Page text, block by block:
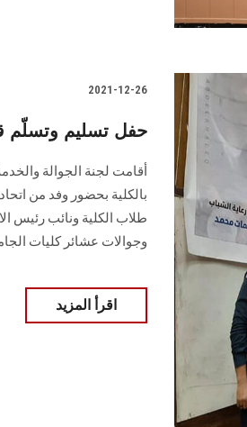
2021-12-26
حفل تسليم وتسلّم
أقامت لجنة الجوالة
بالكلية بحضور وفد من
طلاب الكلية ونائب رئيس
وجوالات عشائر كليات
اقرأ المزيد